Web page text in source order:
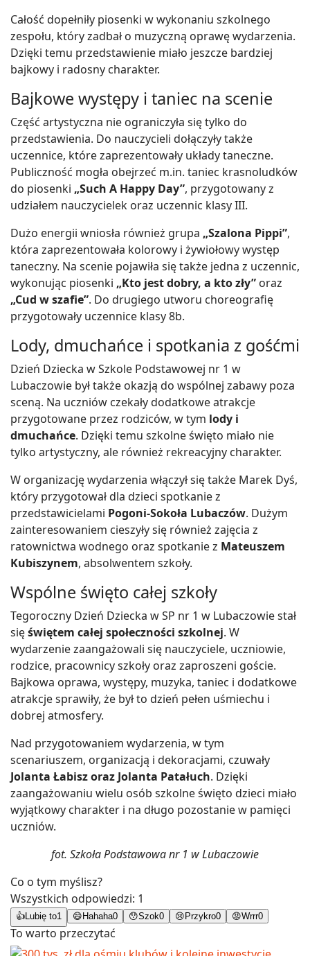
Całość dopełniły piosenki w wykonaniu szkolnego
zespołu, który zadbał o muzyczną oprawę wydarzenia.
Dzięki temu przedstawienie miało jeszcze bardziej
bajkowy i radosny charakter.
Bajkowe występy i taniec na scenie
Część artystyczna nie ograniczyła się tylko do
przedstawienia. Do nauczycieli dołączyły także
uczennice, które zaprezentowały układy taneczne.
Publiczność mogła obejrzeć m.in. taniec krasnoludków
do piosenki „Such A Happy Day”, przygotowany z
udziałem nauczycielek oraz uczennic klasy III.
Dużo energii wniosła również grupa „Szalona Pippi”,
która zaprezentowała kolorowy i żywiołowy występ
taneczny. Na scenie pojawiła się także jedna z uczennic,
wykonując piosenki „Kto jest dobry, a kto zły” oraz
„Cud w szafie”. Do drugiego utworu choreografię
przygotowały uczennice klasy 8b.
Lody, dmuchańce i spotkania z gośćmi
Dzień Dziecka w Szkole Podstawowej nr 1 w
Lubaczowie był także okazją do wspólnej zabawy poza
sceną. Na uczniów czekały dodatkowe atrakcje
przygotowane przez rodziców, w tym lody i
dmuchańce. Dzięki temu szkolne święto miało nie
tylko artystyczny, ale również rekreacyjny charakter.
W organizację wydarzenia włączył się także Marek Dyś,
który przygotował dla dzieci spotkanie z
przedstawicielami Pogoni-Sokoła Lubaczów. Dużym
zainteresowaniem cieszyły się również zajęcia z
ratownictwa wodnego oraz spotkanie z Mateuszem
Kubiszynem, absolwentem szkoły.
Wspólne święto całej szkoły
Tegoroczny Dzień Dziecka w SP nr 1 w Lubaczowie stał
sięświętem całej społeczności szkolnej. W
wydarzenie zaangażowali się nauczyciele, uczniowie,
rodzice, pracownicy szkoły oraz zaproszeni goście.
Bajkowa oprawa, występy, muzyka, taniec i dodatkowe
atrakcje sprawiły, że był to dzień pełen uśmiechu i
dobrej atmosfery.
Nad przygotowaniem wydarzenia, w tym
scenariuszem, organizacją i dekoracjami, czuwały
Jolanta Łabisz oraz Jolanta Patałuch. Dzięki
zaangażowaniu wielu osób szkolne święto dzieci miało
wyjątkowy charakter i na długo pozostanie w pamięci
uczniów.
fot. Szkoła Podstawowa nr 1 w Lubaczowie
Co o tym myślisz?
Wszystkich odpowiedzi: 1
👍Lubię to1 😄Hahaha0 😯Szok0 😢Przykro0 😡Wrrr0
To warto przeczytać